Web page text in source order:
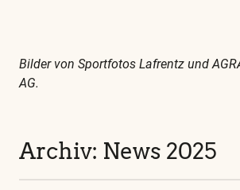
Bilder von Sportfotos Lafrentz und
AG.
Archiv: News 2025